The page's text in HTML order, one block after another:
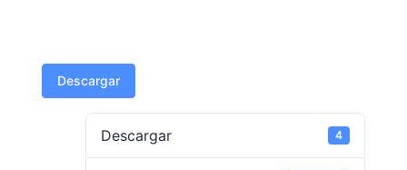
Descargar
Descargar 4